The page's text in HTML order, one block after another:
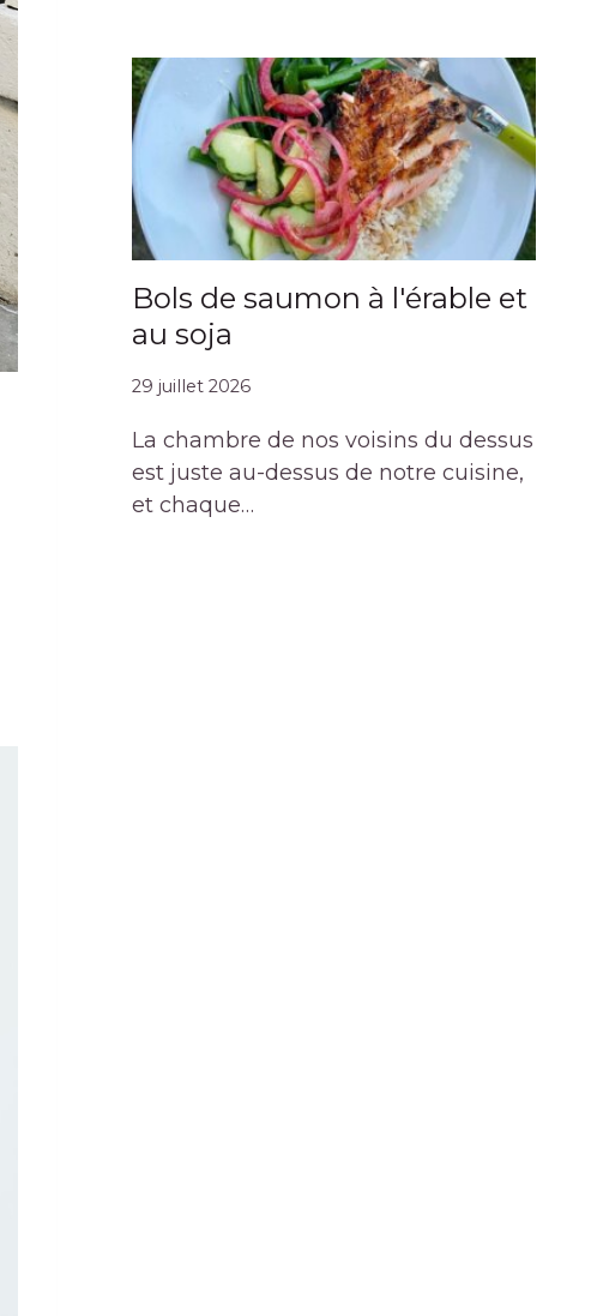
Bols de saumon à l'érable et
au soja
29 juillet 2026
La chambre de nos voisins du dessus
est juste au-dessus de notre cuisine,
et chaque…